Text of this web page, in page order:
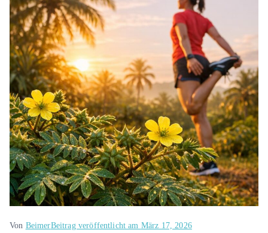
Von BeimerBeitrag veröffentlicht am März 17, 2026